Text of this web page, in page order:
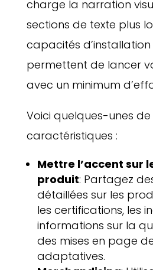
charge la narration
sections de texte plus
capacités
permettent de lancer
avec un minimum
Voici quelques-unes
caractéristiques :
Mettre l’accent sur
produit: Partagez
détaillées sur les
les certifications, les
informations sur la
des mises en page
adaptatives.